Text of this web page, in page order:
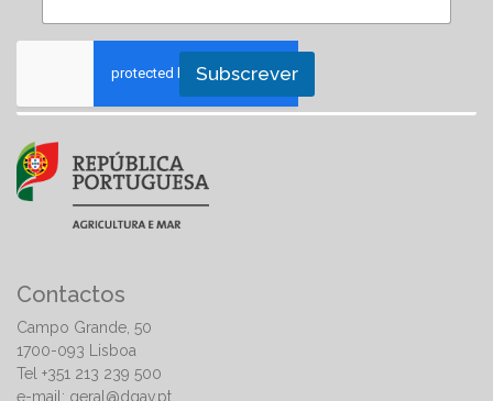
Subscrever
Contactos
Campo Grande, 50
1700-093 Lisboa
Tel +351 213 239 500
e-mail: geral@dgav.pt